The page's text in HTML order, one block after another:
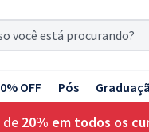
OFF Pós
de 20% em todos os